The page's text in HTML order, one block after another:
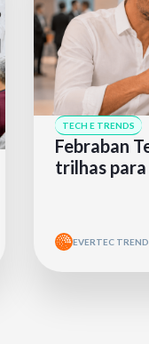
TECH E TRENDS
Febraban
trilhas
EVERTEC